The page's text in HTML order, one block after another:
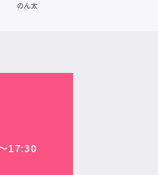
17:30